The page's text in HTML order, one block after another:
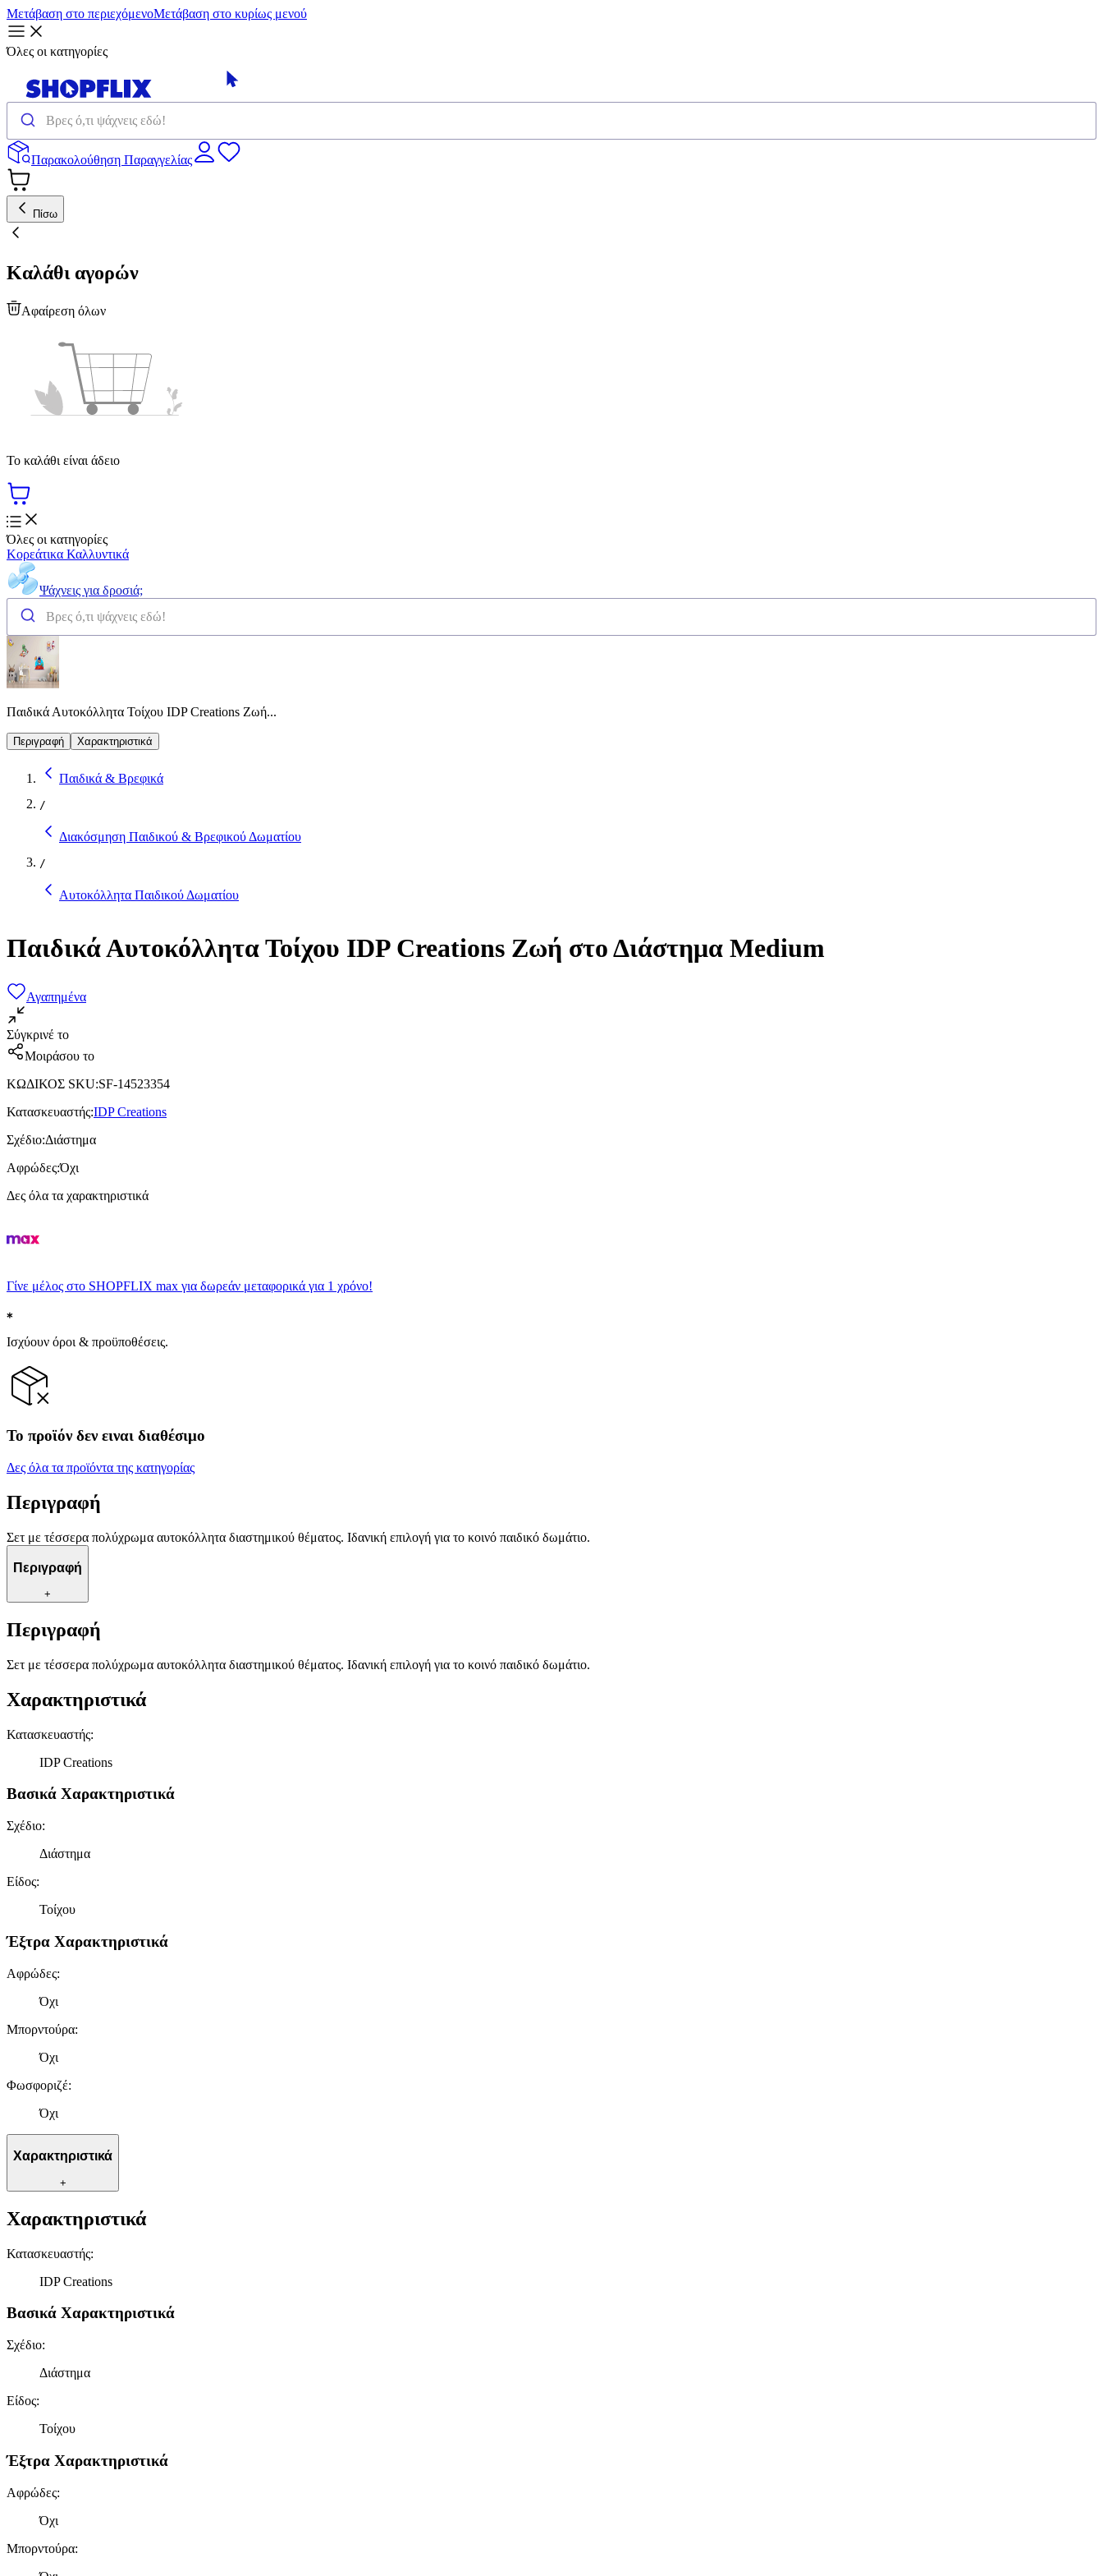
Μετάβαση στο περιεχόμενοΜετάβαση στο κυρίως μενού
Όλες οι κατηγορίες
Παρακολούθηση Παραγγελίας
Πίσω
Καλάθι αγορών
Αφαίρεση όλων
Το καλάθι είναι άδειο
Όλες οι κατηγορίες
Κορεάτικα Καλλυντικά
Ψάχνεις για δροσιά;
Παιδικά Αυτοκόλλητα Τοίχου IDP Creations Ζωή...
Περιγραφή Χαρακτηριστικά
Παιδικά & Βρεφικά
/
Διακόσμηση Παιδικού & Βρεφικού Δωματίου
/
Αυτοκόλλητα Παιδικού Δωματίου
Παιδικά Αυτοκόλλητα Τοίχου IDP Creations Ζωή στο Διάστημα Medium
Αγαπημένα
Σύγκρινέ το
Μοιράσου το
ΚΩΔΙΚΟΣ SKU:SF-14523354
Κατασκευαστής:IDP Creations
Σχέδιο:Διάστημα
Αφρώδες:Όχι
Δες όλα τα χαρακτηριστικά
Γίνε μέλος στο SHOPFLIX max για δωρεάν μεταφορικά για 1 χρόνο!
Ισχύουν όροι & προϋποθέσεις.
Το προϊόν δεν ειναι διαθέσιμο
Δες όλα τα προϊόντα της κατηγορίας
Περιγραφή
Σετ με τέσσερα πολύχρωμα αυτοκόλλητα διαστημικού θέματος. Ιδανική επιλογή για το κοινό παιδικό δωμάτιο.
Περιγραφή
+
Περιγραφή
Σετ με τέσσερα πολύχρωμα αυτοκόλλητα διαστημικού θέματος. Ιδανική επιλογή για το κοινό παιδικό δωμάτιο.
Χαρακτηριστικά
Κατασκευαστής:
IDP Creations
Βασικά Χαρακτηριστικά
Σχέδιο:
Διάστημα
Είδος:
Τοίχου
Έξτρα Χαρακτηριστικά
Αφρώδες:
Όχι
Μπορντούρα:
Όχι
Φωσφοριζέ:
Όχι
Χαρακτηριστικά
+
Χαρακτηριστικά
Κατασκευαστής:
IDP Creations
Βασικά Χαρακτηριστικά
Σχέδιο:
Διάστημα
Είδος:
Τοίχου
Έξτρα Χαρακτηριστικά
Αφρώδες:
Όχι
Μπορντούρα: